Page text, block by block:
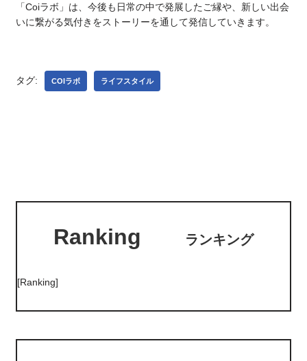
「Coiラボ」は、今後も日常の中で発展したご縁や、新しい出会
いに繋がる気付きをストーリーを通して発信していきます。
タグ: COIラボ ライフスタイル
Ranking ランキング
[Ranking]